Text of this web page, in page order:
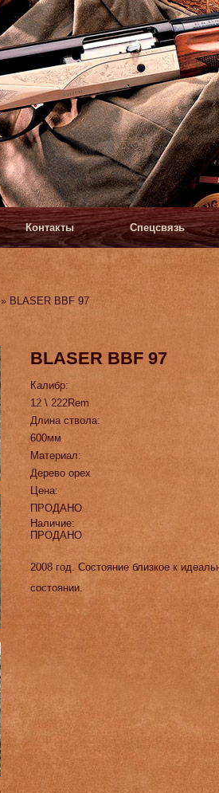
Контакты Спецсвязь
» BLASER BBF 97
BLASER BBF 97
Калибр:
12 \ 222Rem
Длина ствола:
600мм
Материал:
Дерево орех
Цена:
ПРОДАНО
Наличие:
ПРОДАНО
2008 год. Состояние близкое к
состоянии.